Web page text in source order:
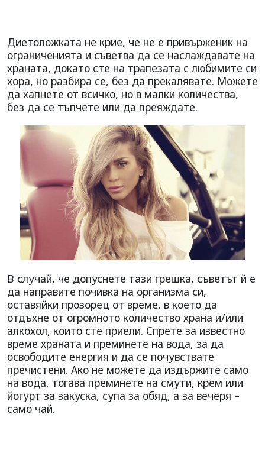
Диетоложката не крие, че не е привърженик на
ограниченията и съветва да се наслаждавате на
храната, докато сте на трапезата с любимите си
хора, но разбира се, без да прекалявате. Можете
да хапнете от всичко, но в малки количества,
без да се тъпчете или да преяждате.
В случай, че допуснете тази грешка, съветът й е
да направите почивка на организма си,
оставяйки прозорец от време, в което да
отдъхне от огромното количество храна и/или
алкохол, които сте приели. Спрете за известно
време храната и преминете на вода, за да
освободите енергия и да се почувствате
пречистени. Ако не можете да издържите само
на вода, тогава преминете на смути, крем или
йогурт за закуска, супа за обяд, а за вечеря –
само чай.